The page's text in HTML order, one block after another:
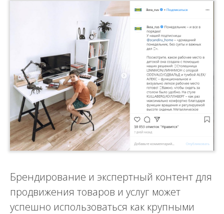
Брендирование и экспертный контент для
продвижения товаров и услуг может
успешно использоваться как крупными